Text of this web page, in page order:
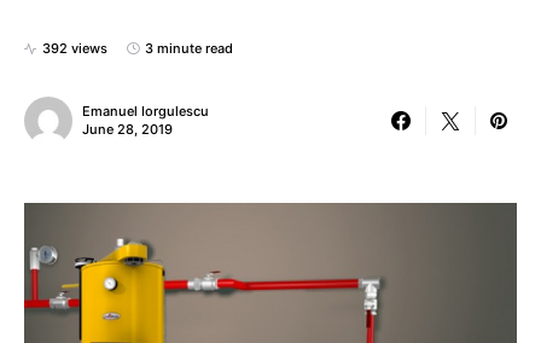
392 views 3 minute read
Emanuel Iorgulescu
June 28, 2019